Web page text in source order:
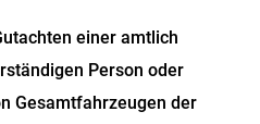
einer amtlich
Person oder
Gesamtfahrzeugen der